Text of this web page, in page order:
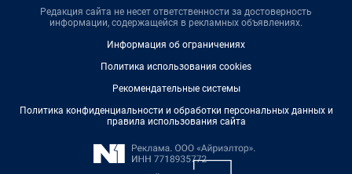
Редакция сайта не несет ответственности за достоверность
информации, содержащейся в рекламных объявлениях.
Информация об ограничениях
Политика использования cookies
Рекомендательные системы
Политика конфиденциальности и обработки персональных данных и
правила использования сайта